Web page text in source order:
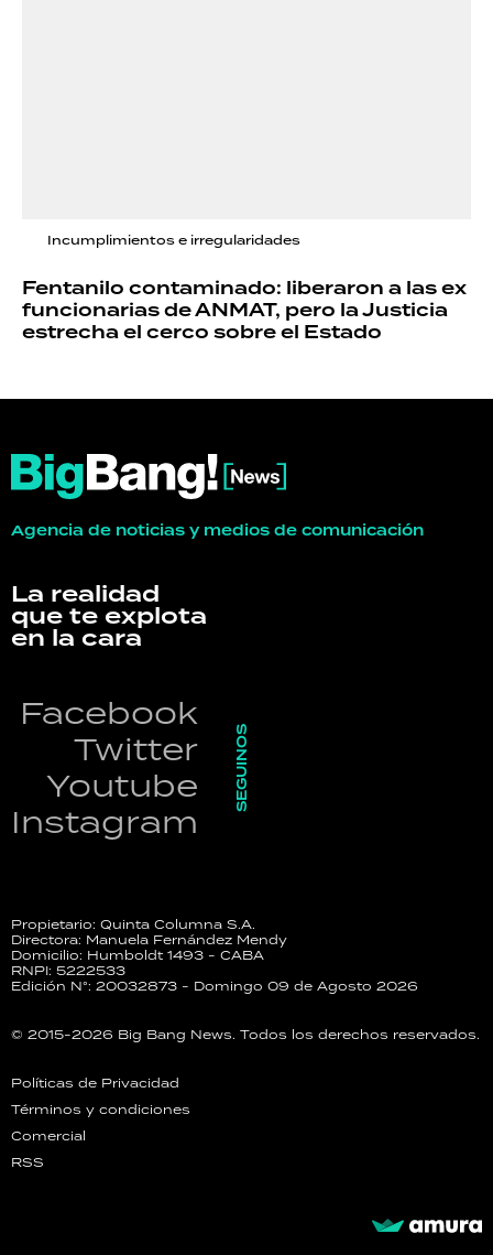
Incumplimientos e irregularidades
Fentanilo contaminado: liberaron a las ex
funcionarias de ANMAT, pero la Justicia
estrecha el cerco sobre el Estado
Agencia de noticias y medios de comunicación
La realidad
que te explota
en la cara
Facebook
Twitter
Youtube
Instagram
SEGUINOS
Propietario: Quinta Columna S.A.
Directora: Manuela Fernández Mendy
Domicilio: Humboldt 1493 - CABA
RNPI: 5222533
Edición N°: 20032873 - Domingo 09 de Agosto 2026
© 2015-2026 Big Bang News. Todos los derechos reservados.
Políticas de Privacidad
Términos y condiciones
Comercial
RSS